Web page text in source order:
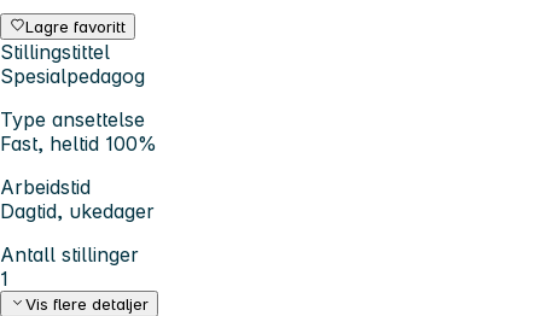
Lagre favoritt
Stillingstittel
Spesialpedagog
Type ansettelse
Fast, heltid 100%
Arbeidstid
Dagtid, ukedager
Antall stillinger
1
Vis flere detaljer